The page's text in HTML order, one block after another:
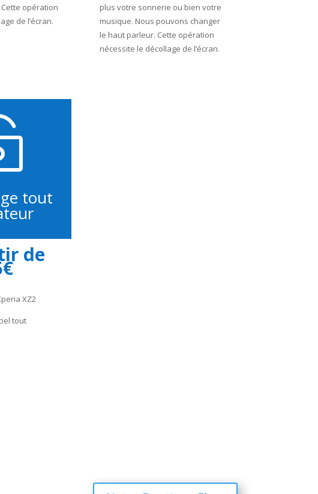
opération
de l’écran.
plus votre sonnerie ou bien votre
musique. Nous pouvons changer
le haut parleur. Cette opération
nécessite le décollage de l’écran.
tout
de
XZ2
tout